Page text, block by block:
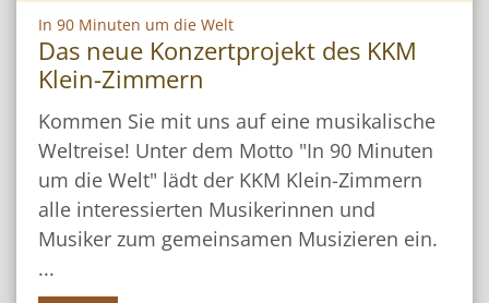
In 90 Minuten um die Welt:
Das neue Konzertprojekt des KKM
Klein-Zimmern
Kommen Sie mit uns auf eine musikalische
Weltreise! Unter dem Motto "In 90 Minuten
um die Welt" lädt der KKM Klein-Zimmern
alle interessierten Musikerinnen und
Musiker zum gemeinsamen Musizieren ein.
...